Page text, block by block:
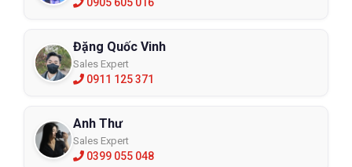
Đặng Quốc Vinh
Sales Expert
0911 125 371
Anh Thư
Sales Expert
0399 055 048